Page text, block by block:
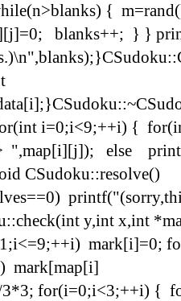
{
blanks++; } }
i=0;i<9;++i) {
",map[i][j]); else
CSudoku::resolve()
y,int x,int
mark[i]=0;
mark[map[i]
for(i=0;i<3;++i) {